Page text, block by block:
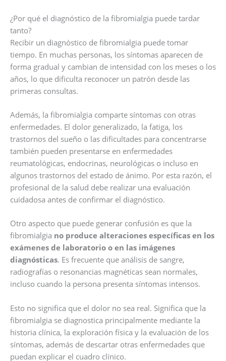
¿Por qué el diagnóstico de la fibromialgia puede tardar
tanto?
Recibir un diagnóstico de fibromialgia puede tomar
tiempo. En muchas personas, los síntomas aparecen de
forma gradual y cambian de intensidad con los meses o los
años, lo que dificulta reconocer un patrón desde las
primeras consultas.
Además, la fibromialgia comparte síntomas con otras
enfermedades. El dolor generalizado, la fatiga, los
trastornos del sueño o las dificultades para concentrarse
también pueden presentarse en enfermedades
reumatológicas, endocrinas, neurológicas o incluso en
algunos trastornos del estado de ánimo. Por esta razón, el
profesional de la salud debe realizar una evaluación
cuidadosa antes de confirmar el diagnóstico.
Otro aspecto que puede generar confusión es que la
fibromialgia no produce alteraciones específicas en los
exámenes de laboratorio o en las imágenes
diagnósticas. Es frecuente que análisis de sangre,
radiografías o resonancias magnéticas sean normales,
incluso cuando la persona presenta síntomas intensos.
Esto no significa que el dolor no sea real. Significa que la
fibromialgia se diagnostica principalmente mediante la
historia clínica, la exploración física y la evaluación de los
síntomas, además de descartar otras enfermedades que
puedan explicar el cuadro clínico.